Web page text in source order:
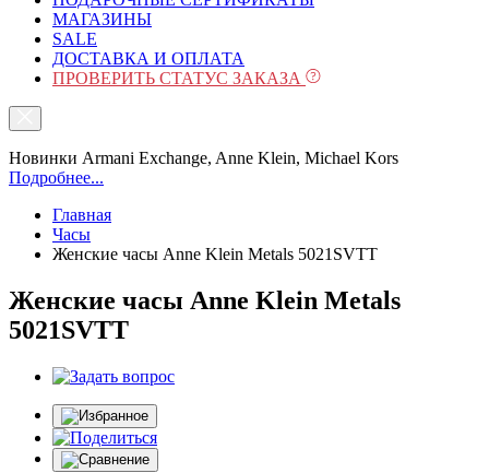
МАГАЗИНЫ
SALE
ДОСТАВКА И ОПЛАТА
ПРОВЕРИТЬ СТАТУС ЗАКАЗА
Новинки Armani Exchange, Anne Klein, Michael Kors
Подробнее...
Главная
Часы
Женские часы Anne Klein Metals 5021SVTT
Женские часы Anne Klein Metals
5021SVTT